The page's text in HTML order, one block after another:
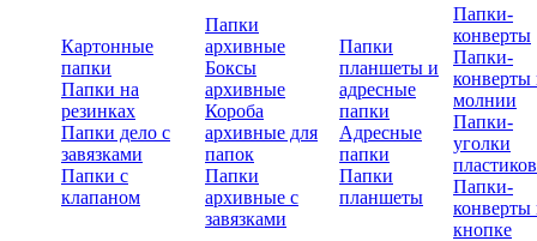
Картонные
папки
Папки на
резинках
Папки дело с
завязками
Папки с
клапаном
Папки
архивные
Боксы
архивные
Короба
архивные для
папок
Папки
архивные с
завязками
Папки
планшеты и
адресные
папки
Адресные
папки
Папки
планшеты
Папки-
конверты
Папки-
конверты
молнии
Папки-
уголки
Папки-
конверты
кнопке